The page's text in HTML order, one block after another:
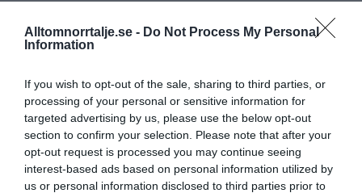
Alltomnorrtalje.se - Do Not Process My Personal
Information
If you wish to opt-out of the sale, sharing to third parties, or
processing of your personal or sensitive information for
targeted advertising by us, please use the below opt-out
section to confirm your selection. Please note that after your
opt-out request is processed you may continue seeing
interest-based ads based on personal information utilized by
us or personal information disclosed to third parties prior to